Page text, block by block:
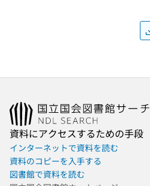
資料にアクセスするための手段
インターネットで資料を読む
資料のコピーを入手する
図書館で資料を読む